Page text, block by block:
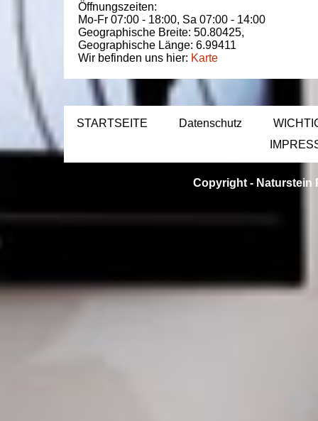
Öffnungszeiten:
Mo-Fr 07:00 - 18:00, Sa 07:00 - 14:00
Geographische Breite: 50.80425,
Geographische Länge: 6.99411
Wir befinden uns hier: Karte
STARTSEITE Datenschutz
Copyright - Naturstein